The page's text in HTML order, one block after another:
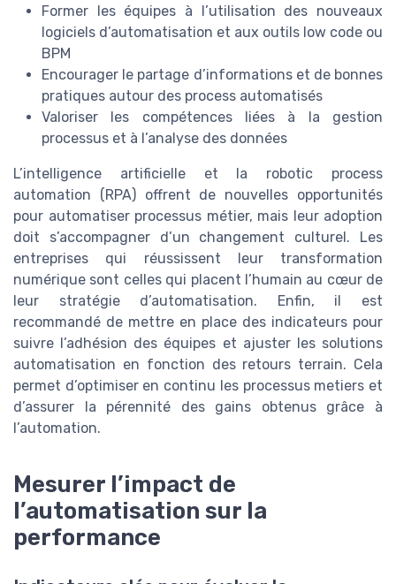
Former les équipes à l’utilisation des nouveaux
logiciels d’automatisation et aux outils low code ou
BPM
Encourager le partage d’informations et de bonnes
pratiques autour des process automatisés
Valoriser les compétences liées à la gestion
processus et à l’analyse des données
L’intelligence artificielle et la robotic process
automation (RPA) offrent de nouvelles opportunités
pour automatiser processus métier, mais leur adoption
doit s’accompagner d’un changement culturel. Les
entreprises qui réussissent leur transformation
numérique sont celles qui placent l’humain au cœur de
leur stratégie d’automatisation. Enfin, il est
recommandé de mettre en place des indicateurs pour
suivre l’adhésion des équipes et ajuster les solutions
automatisation en fonction des retours terrain. Cela
permet d’optimiser en continu les processus metiers et
d’assurer la pérennité des gains obtenus grâce à
l’automation.
Mesurer l’impact de
l’automatisation sur la
performance